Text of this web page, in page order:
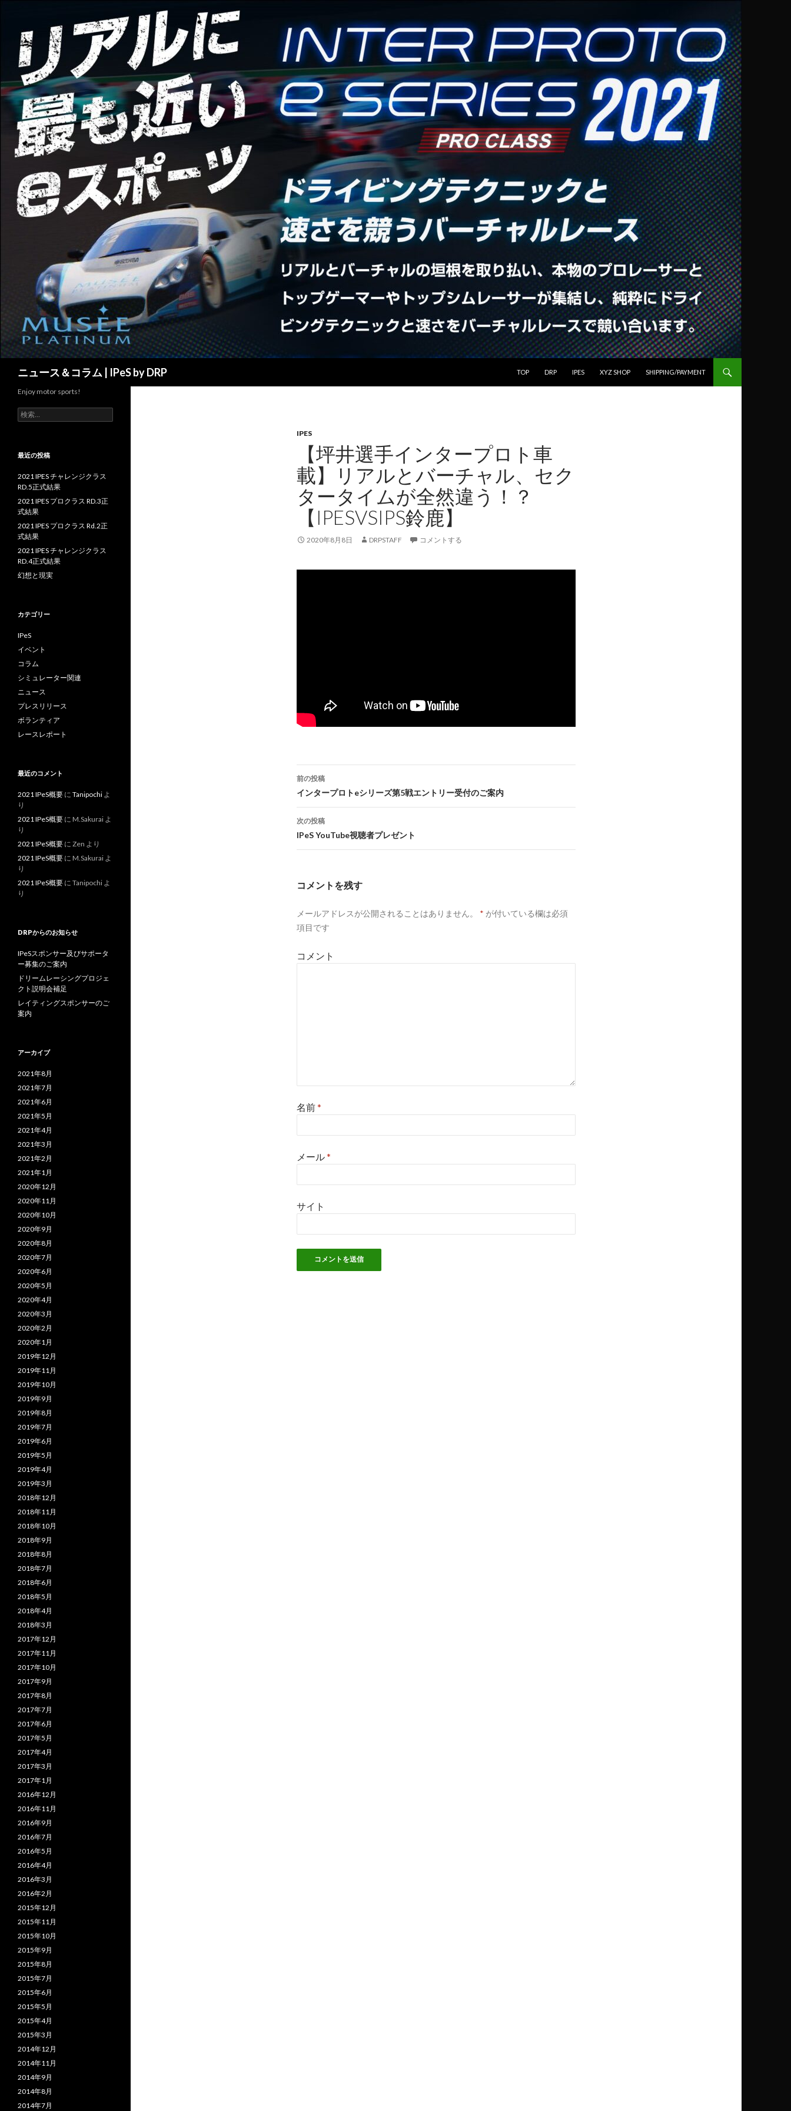
ニュース＆コラム | IPeS by DRP
TOP
DRP IPES XYZ SHOP SHIPPING/PAYMENT
IPES
【坪井選手インタープロト車
載】リアルとバーチャル、セク
タータイムが全然違う！？
【IPESVSIPS鈴鹿】
2020年8月8日 DRPSTAFF コメントする
投
稿
ナ
ビ
ゲ
ョ
前の投稿
インタープロトeシリーズ第5戦エントリー受付のご案内
次の投稿
IPeS YouTube視聴者プレゼント
コメントを残す
メールアドレスが公開されることはありません。 * が付いている欄は必須
項目です
コメント
名前*
メール*
サイト
Enjoy motor sports!
検
索:
最近の投稿
2021 IPES チャレンジクラス
RD.5正式結果
2021 IPES プロクラス RD.3正
式結果
2021 IPES プロクラス Rd.2正
式結果
2021 IPES チャレンジクラス
RD.4正式結果
幻想と現実
カテゴリー
IPeS
イベント
コラム
シミュレーター関連
ニュース
プレスリリース
ボランティア
レースレポート
最近のコメント
2021 IPeS概要 に Tanipochi よ
り
2021 IPeS概要 に M.Sakurai よ
り
2021 IPeS概要 に Zen より
2021 IPeS概要 に M.Sakurai よ
り
2021 IPeS概要 に Tanipochi よ
り
DRPからのお知らせ
IPeSスポンサー及びサポータ
ー募集のご案内
ドリームレーシングプロジェ
クト説明会補足
レイティングスポンサーのご
案内
アーカイブ
2021年8月
2021年7月
2021年6月
2021年5月
2021年4月
2021年3月
2021年2月
2021年1月
2020年12月
2020年11月
2020年10月
2020年9月
2020年8月
2020年7月
2020年6月
2020年5月
2020年4月
2020年3月
2020年2月
2020年1月
2019年12月
2019年11月
2019年10月
2019年9月
2019年8月
2019年7月
2019年6月
2019年5月
2019年4月
2019年3月
2018年12月
2018年11月
2018年10月
2018年9月
2018年8月
2018年7月
2018年6月
2018年5月
2018年4月
2018年3月
2017年12月
2017年11月
2017年10月
2017年9月
2017年8月
2017年7月
2017年6月
2017年5月
2017年4月
2017年3月
2017年1月
2016年12月
2016年11月
2016年9月
2016年7月
2016年5月
2016年4月
2016年3月
2016年2月
2015年12月
2015年11月
2015年10月
2015年9月
2015年8月
2015年7月
2015年6月
2015年5月
2015年4月
2015年3月
2014年12月
2014年11月
2014年9月
2014年8月
2014年7月